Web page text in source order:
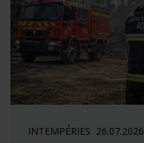
INTEMPÉRIES 26.07.2026